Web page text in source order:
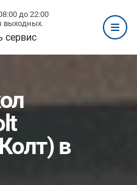
до 22:00
выходных.
сервис
в